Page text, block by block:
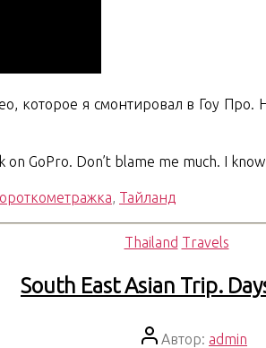
я смонтировал в Гоу Про.
GoPro. Don’t blame me much. I know
Тайланд
Рубрики
Thailand Travels
South East Asian Trip.
АвторАвтор: admin